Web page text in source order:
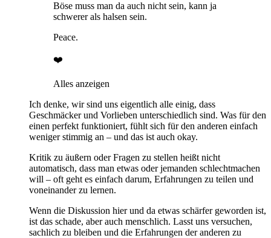
Böse muss man da auch nicht sein, kann ja
schwerer als halsen sein.
Peace.
❤️
Alles anzeigen
Ich denke, wir sind uns eigentlich alle einig, dass
Geschmäcker und Vorlieben unterschiedlich sind. Was für den
einen perfekt funktioniert, fühlt sich für den anderen einfach
weniger stimmig an – und das ist auch okay.
Kritik zu äußern oder Fragen zu stellen heißt nicht
automatisch, dass man etwas oder jemanden schlechtmachen
will – oft geht es einfach darum, Erfahrungen zu teilen und
voneinander zu lernen.
Wenn die Diskussion hier und da etwas schärfer geworden ist,
ist das schade, aber auch menschlich. Lasst uns versuchen,
sachlich zu bleiben und die Erfahrungen der anderen zu